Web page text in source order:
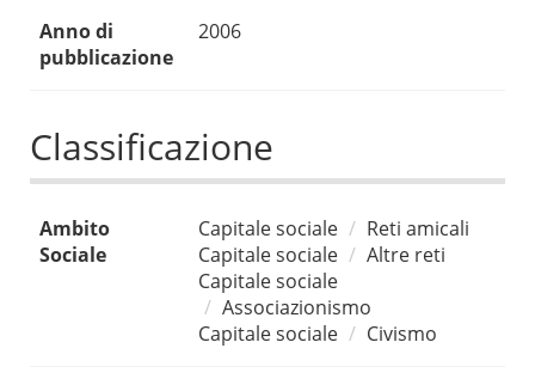
Anno di
pubblicazione
2006
Classificazione
Ambito
Sociale
Capitale sociale
Reti amicali
Capitale sociale
Altre reti
Capitale sociale
Associazionismo
Capitale sociale
Civismo